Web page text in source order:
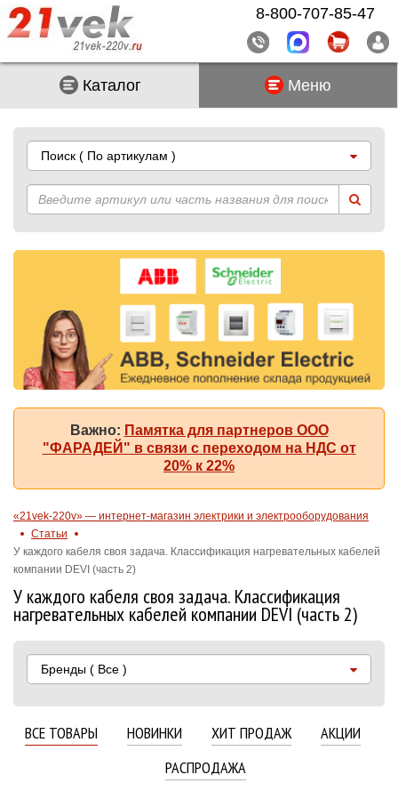
Каталог Меню
Поиск ( По артикулам )
Важно: Памятка для партнеров ООО
"ФАРАДЕЙ" в связи с переходом на НДС от
20% к 22%
«21vek-220v» — интернет-магазин электрики и электрооборудования
Статьи
У каждого кабеля своя задача. Классификация нагревательных кабелей
компании DEVI (часть 2)
У каждого кабеля своя задача. Классификация
нагревательных кабелей компании DEVI (часть 2)
Бренды ( Все )
ВСЕ ТОВАРЫ НОВИНКИ ХИТ ПРОДАЖ
АКЦИИ
РАСПРОДАЖА
8-800-707-85-47